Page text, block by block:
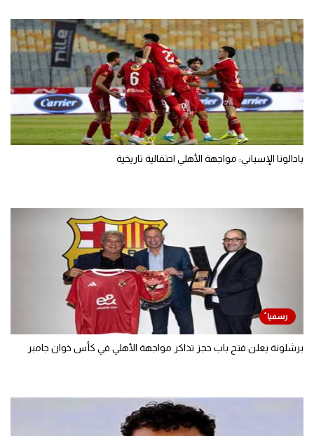
بادالونا الإسباني: مواجهة الأهلي احتفالية تاريخية
برشلونة يعلن فتح باب حجز تذاكر مواجهة الأهلي في كأس خوان جامبر